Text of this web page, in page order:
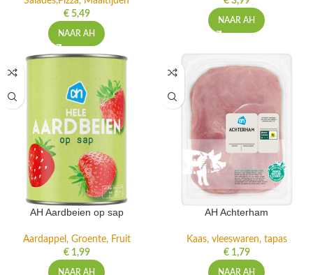
€5,49
NAAR AH
NAAR AH
AH Aardbeien op sap
Aardappel, Groente, Fruit
€1,99
NAAR AH
AH Achterham
Kaas, vleeswaren, tapas
€1,79
NAAR AH